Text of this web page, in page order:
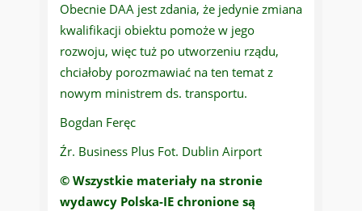
Obecnie DAA jest zdania, że jedynie zmiana
kwalifikacji obiektu pomoże w jego
rozwoju, więc tuż po utworzeniu rządu,
chciałoby porozmawiać na ten temat z
nowym ministrem ds. transportu.
Bogdan Feręc
Źr. Business Plus Fot. Dublin Airport
© Wszystkie materiały na stronie
wydawcy Polska-IE chronione są